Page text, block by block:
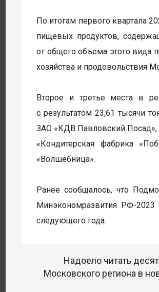
По итогам первого квартала
пищевых продуктов,
от общего объема этого вида
хозяйства и продовольствия
Второе и третье места в
с результатом 23,61 тысячи
ЗАО «КДВ Павловский
«Кондитерская фабрика
«Волшебница».
Ранее сообщалось, что
Минэкономразвития РФ-2023
следующего года.
Надоело читать
Московского региона в